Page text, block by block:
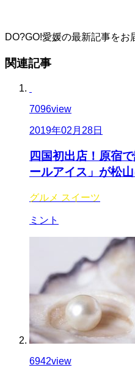
DO?GO!愛媛の最新記事をお
関連記事
7096view
2019年02月28日
四国初出店！原宿
ールアイス」が松
グルメ スイーツ
ミント
6942view